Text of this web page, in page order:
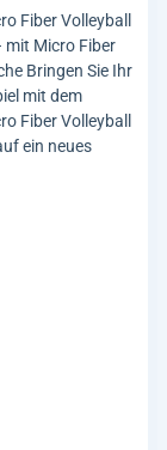
Fiber Volleyball
mit Micro Fiber
Bringen Sie Ihr
mit dem
Fiber Volleyball
ein neues